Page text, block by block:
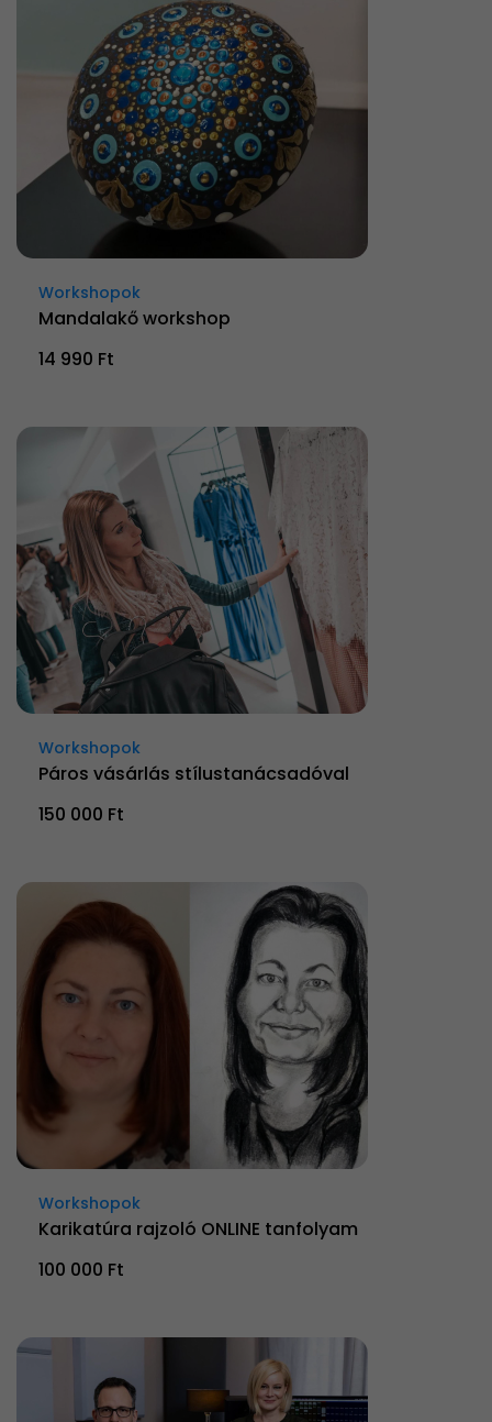
Workshopok
Mandalakő workshop
14 990 Ft
Workshopok
Páros vásárlás stílustanácsadóval
150 000 Ft
Workshopok
Karikatúra rajzoló ONLINE tanfolyam
100 000 Ft